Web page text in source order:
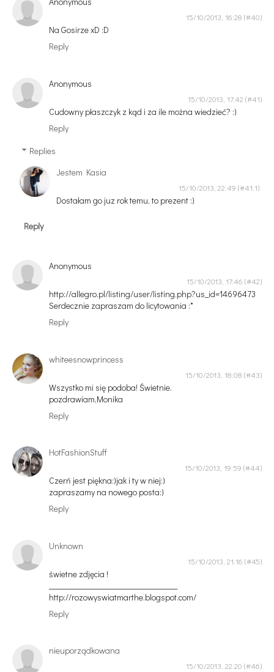
15/10/2013, 16:28
Na Gosirze xD :D
Reply
Anonymous
15/10/2013, 17:42
Cudowny płaszczyk z kąd i za ile można wiedzieć? :)
Reply
Replies
Jestem Kasia
15/10/2013, 22:49
Dostałam go juz rok temu, to prezent :)
Reply
Anonymous
15/10/2013, 17:46
http://allegro.pl/listing/user/listing.php?us_id=14696473
Serdecznie zapraszam do licytowania :*
Reply
whiteesnowprincess
15/10/2013, 18:08
Wszystko mi się podoba! Świetnie.
pozdrawiam,Monika
Reply
HotFashionStuff
15/10/2013, 19:59
Czerń jest piękna:)jak i ty w niej:)
zapraszamy na nowego posta:)
Reply
Unknown
15/10/2013, 21:16
świetne zdjęcia !
http://rozowyswiatmarthe.blogspot.com/
Reply
nieuporządkowana
15/10/2013, 22:20